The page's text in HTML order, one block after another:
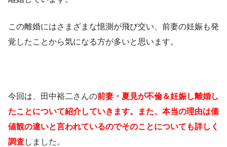
この離婚にはさまざまな憶測が飛び交い、前妻の妊娠も発
覚したことから気になる方が多いと思います。
今回は、田中裕二さんの前妻・夏見が不倫＆妊娠し離婚し
たことについて紹介していきます。また、本当の理由は価
値観の違いと言われているのでそのことについても詳しく
調査しました。